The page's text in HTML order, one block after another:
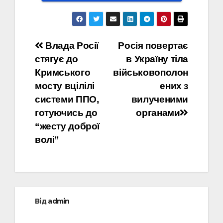
Навігація
записів
Росія повертає
в Україну тіла
військовополон
ених з
вилученими
органами
Влада Росії
стягує до
Кримського
мосту вцілілі
системи ППО,
готуючись до
“жесту доброї
волі”
Відadmin